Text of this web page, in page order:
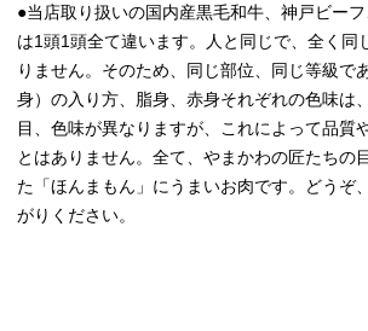
●当店取り扱いの国内産黒毛和牛、神戸ビー
は1頭1頭全て違います。人と同じで、全く同
りません。そのため、同じ部位、同じ等級で
身）の入り方、脂身、赤身それぞれの色味は
目、色味が異なりますが、これによって品質
とはありません。全て、やまかわの匠たちの
た「ほんまもん」にうまいお肉です。どうぞ
がりください。